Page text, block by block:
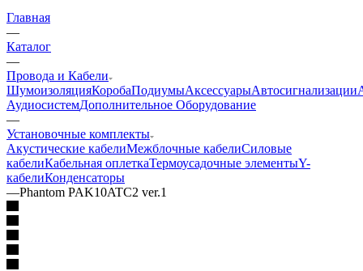
Главная
—
Каталог
—
Провода и Кабели
ШумоизоляцияКоробаПодиумыАксессуарыАвтосигнализации
АудиосистемДополнительное Оборудование
—
Установочные комплекты
Акустические кабелиМежблочные кабелиСиловые
кабелиКабельная оплеткаТермоусадочные элементыY-
кабелиКонденсаторы
—Phantom PAK10ATC2 ver.1